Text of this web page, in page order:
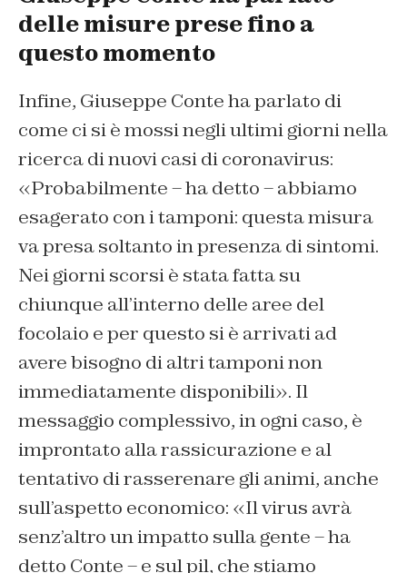
delle misure prese fino a
questo momento
Infine, Giuseppe Conte ha parlato di
come ci si è mossi negli ultimi giorni nella
ricerca di nuovi casi di coronavirus:
«Probabilmente – ha detto – abbiamo
esagerato con i tamponi: questa misura
va presa soltanto in presenza di sintomi.
Nei giorni scorsi è stata fatta su
chiunque all’interno delle aree del
focolaio e per questo si è arrivati ad
avere bisogno di altri tamponi non
immediatamente disponibili». Il
messaggio complessivo, in ogni caso, è
improntato alla rassicurazione e al
tentativo di rasserenare gli animi, anche
sull’aspetto economico: «Il virus avrà
senz’altro un impatto sulla gente – ha
detto Conte – e sul pil, che stiamo